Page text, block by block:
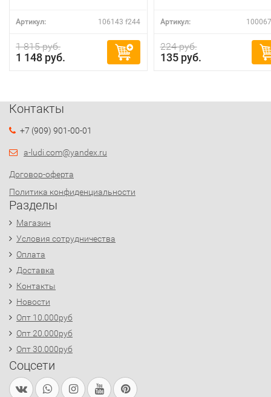
Артикул: 106143 f244
1 815 руб.
1 148 руб.
Артикул:
224 руб.
135 руб.
Контакты
+7 (909) 901-00-01
a-ludi.com@yandex.ru
Договор-оферта
Политика конфиденциальности
Разделы
Магазин
Условия сотрудничества
Оплата
Доставка
Контакты
Новости
Опт 10.000руб
Опт 20.000руб
Опт 30.000руб
Соцсети